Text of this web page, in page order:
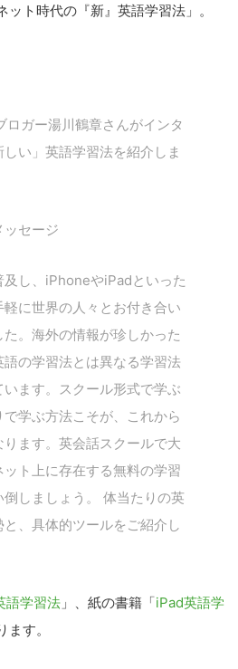
ト時代の『新』英語学習法」。
ガー湯川鶴章さんがインタ
い」英語学習法を紹介しま
セージ
及し、iPhoneやiPadといった
に世界の人々とお付き合い
。海外の情報が珍しかった
の学習法とは異なる学習法
ます。スクール形式で学ぶ
学ぶ方法こそが、これから
ます。英会話スクールで大
ト上に存在する無料の学習
しましょう。 体当たりの英
、具体的ツールをご紹介し
語学習法 」、紙の書籍「iPad英語学
ます。